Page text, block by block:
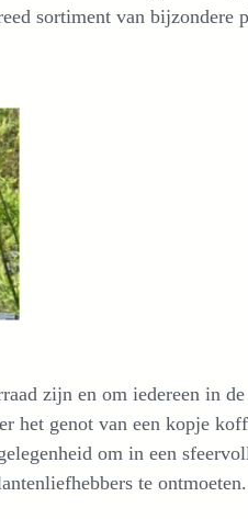
sortiment van bijzondere
zijn en om iedereen in
het genot van een kopje
om in een
te ontmoeten.